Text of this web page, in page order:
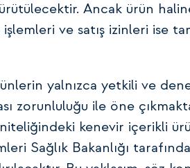
Ancak ürün
işlemleri ve satış izinleri ise
yalnızca yetkili ve
zorunluluğu ile öne
kenevir içerikli
Sağlık Bakanlığı